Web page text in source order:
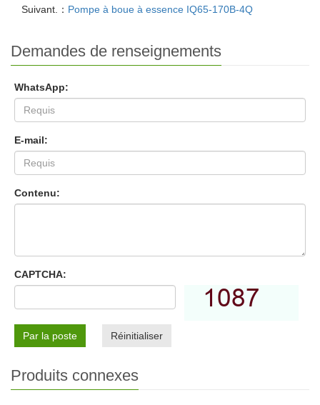
Suivant.： Pompe à boue à essence IQ65-170B-4Q
Demandes de renseignements
WhatsApp:
E-mail:
Contenu:
CAPTCHA:
Par la poste Réinitialiser
Produits connexes